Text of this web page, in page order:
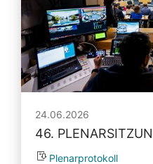
24.06.2026
46.
Plenarprotokoll